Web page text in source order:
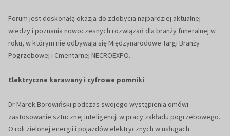
Forum jest doskonałą okazją do zdobycia najbardziej aktualnej
wiedzy i poznania nowoczesnych rozwiązań dla branży funeralnej w
roku, w którym nie odbywają się Międzynarodowe Targi Branży
Pogrzebowej i Cmentarnej NECROEXPO.
Elektryczne karawany i cyfrowe pomniki
Dr Marek Borowiński podczas swojego wystąpienia omówi
zastosowanie sztucznej inteligencji w pracy zakładu pogrzebowego.
O roli zielonej energii i pojazdów elektrycznych w usługach